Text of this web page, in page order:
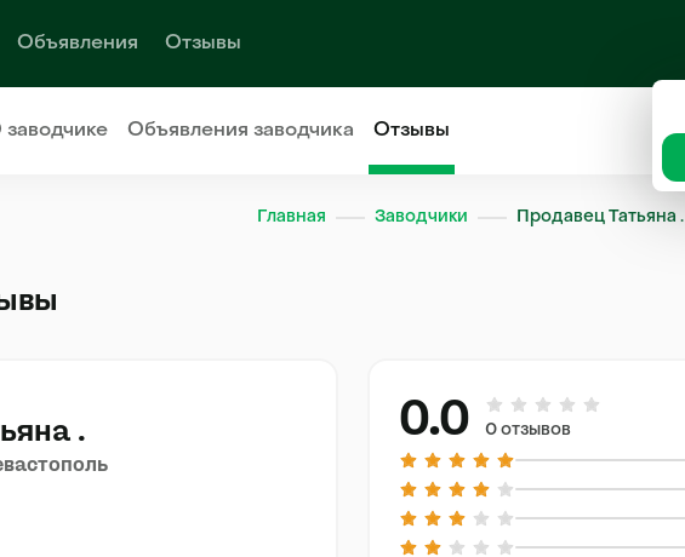
Объявления Отзывы
заводчике Объявлениязаводчика Отзывы
Главная Заводчики Продавец Татьяна .
. 0.0
0 отзывов